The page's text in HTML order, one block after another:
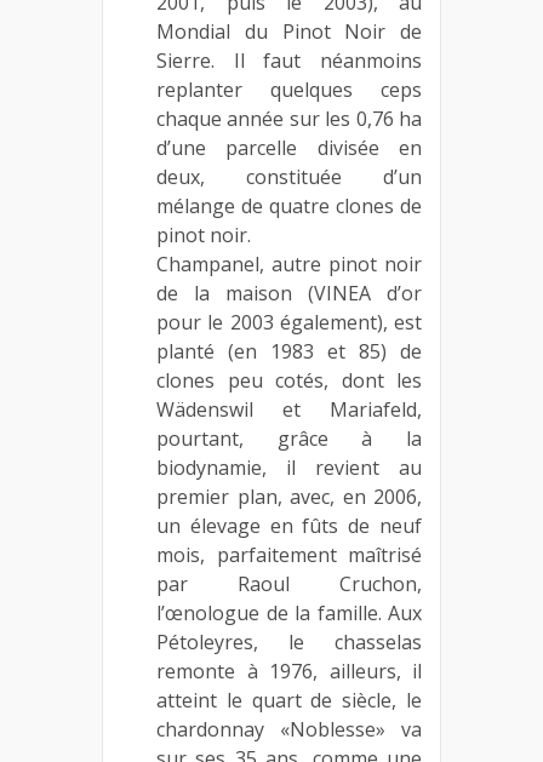
Mondial du Pinot Noir de
Sierre. Il faut néanmoins
replanter quelques ceps
chaque année sur les 0,76 ha
d’une parcelle divisée en
deux, constituée d’un
mélange de quatre clones de
pinot noir.
Champanel, autre pinot noir
de la maison (VINEA d’or
pour le 2003 également), est
planté (en 1983 et 85) de
clones peu cotés, dont les
Wädenswil et Mariafeld,
pourtant, grâce à la
biodynamie, il revient au
premier plan, avec, en 2006,
un élevage en fûts de neuf
mois, parfaitement maîtrisé
par Raoul Cruchon,
l’œnologue de la famille. Aux
Pétoleyres, le chasselas
remonte à 1976, ailleurs, il
atteint le quart de siècle, le
chardonnay «Noblesse» va